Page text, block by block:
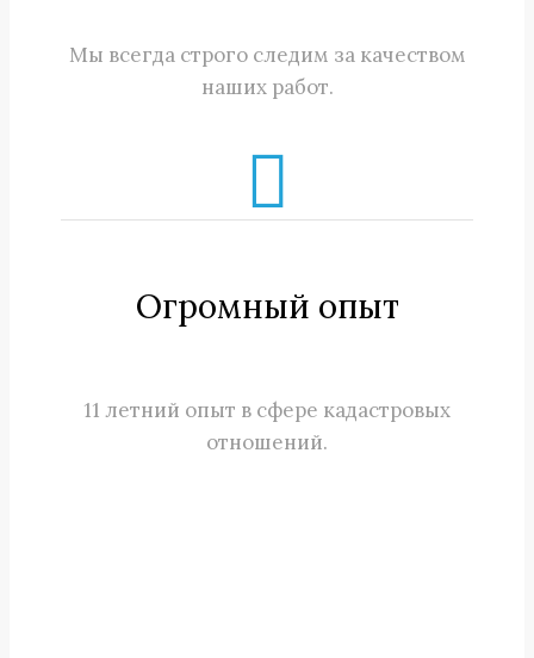
Мы всегда строго следим за качеством
наших работ.
Огромный опыт
11 летний опыт в сфере кадастровых
отношений.